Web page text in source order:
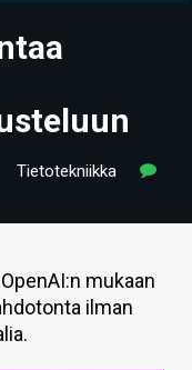
Tietotekniikka
mukaan
ilman